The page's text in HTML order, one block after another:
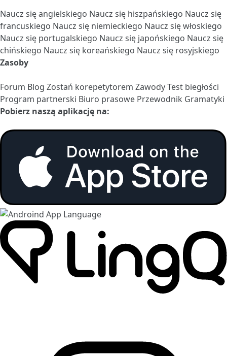
Naucz się angielskiego Naucz się hiszpańskiego Naucz się
francuskiego Naucz się niemieckiego Naucz się włoskiego
Naucz się portugalskiego Naucz się japońskiego Naucz się
chińskiego Naucz się koreańskiego Naucz się rosyjskiego
Zasoby
Forum Blog Zostań korepetytorem ZawodyTest biegłości
Program partnerski Biuro prasowe Przewodnik Gramatyki
Pobierz naszą aplikację na: